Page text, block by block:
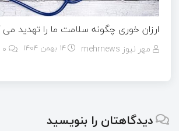
ارزان خوری چگونه سلامت ما را تهدید می
مهر نیوز mehrnews 14 بهمن 1404
دیدگاهتان را بنویسید